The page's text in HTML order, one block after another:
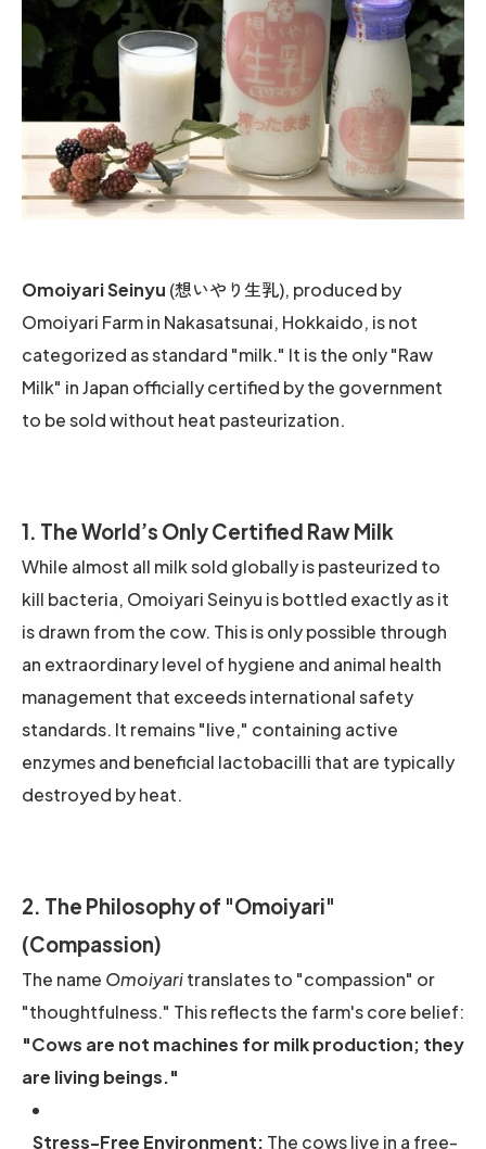
Omoiyari Seinyu (想いやり生乳), produced by
Omoiyari Farm in Nakasatsunai, Hokkaido, is not
categorized as standard "milk." It is the only "Raw
Milk" in Japan officially certified by the government
to be sold without heat pasteurization.
1. The World’s Only Certified Raw Milk
While almost all milk sold globally is pasteurized to
kill bacteria, Omoiyari Seinyu is bottled exactly as it
is drawn from the cow. This is only possible through
an extraordinary level of hygiene and animal health
management that exceeds international safety
standards. It remains "live," containing active
enzymes and beneficial lactobacilli that are typically
destroyed by heat.
2. The Philosophy of "Omoiyari"
(Compassion)
The name Omoiyaritranslates to "compassion" or
"thoughtfulness." This reflects the farm's core belief:
"Cows are not machines for milk production; they
are living beings."
Stress-Free Environment: The cows live in a free-